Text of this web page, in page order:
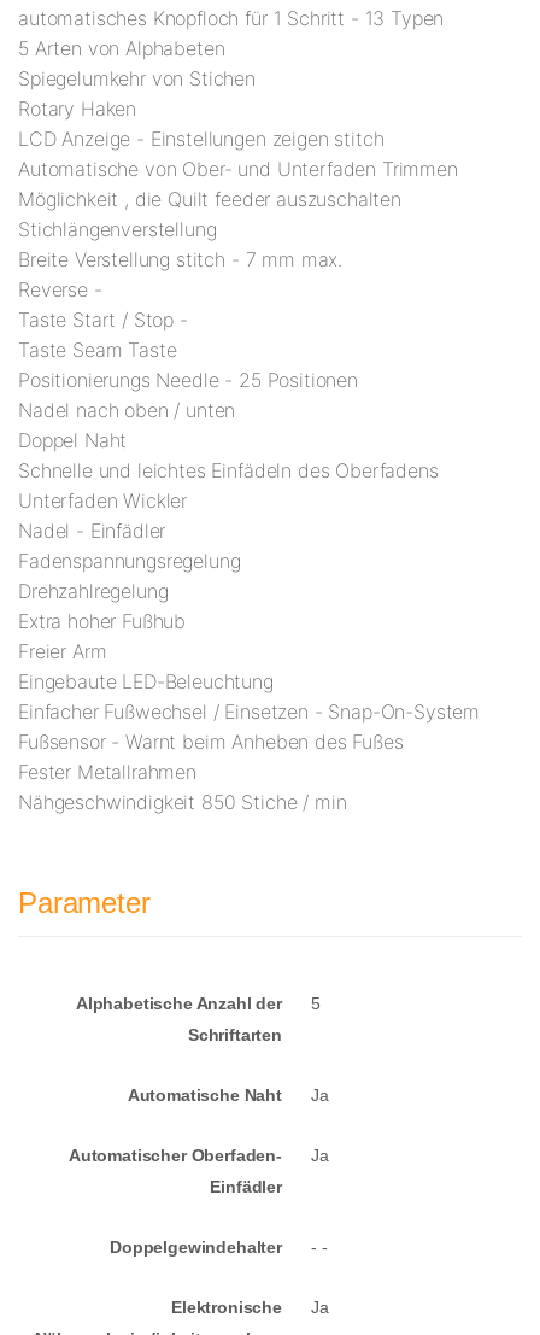
automatisches Knopfloch für 1 Schritt - 13 Typen
5 Arten von Alphabeten
Spiegelumkehr von Stichen
Rotary Haken
LCD Anzeige - Einstellungen zeigen stitch
Automatische von Ober- und Unterfaden Trimmen
Möglichkeit , die Quilt feeder auszuschalten
Stichlängenverstellung
Breite Verstellung stitch - 7 mm max.
Reverse -
Taste Start / Stop -
Taste Seam Taste
Positionierungs Needle - 25 Positionen
Nadel nach oben / unten
Doppel Naht
Schnelle und leichtes Einfädeln des Oberfadens
Unterfaden Wickler
Nadel - Einfädler
Fadenspannungsregelung
Drehzahlregelung
Extra hoher Fußhub
Freier Arm
Eingebaute LED-Beleuchtung
Einfacher Fußwechsel / Einsetzen - Snap-On-System
Fußsensor - Warnt beim Anheben des Fußes
Fester Metallrahmen
Nähgeschwindigkeit 850 Stiche / min
Parameter
Alphabetische Anzahl der
Schriftarten
5
Automatische Naht Ja
Automatischer Oberfaden-
Einfädler
Ja
Doppelgewindehalter - -
Elektronische
Ja